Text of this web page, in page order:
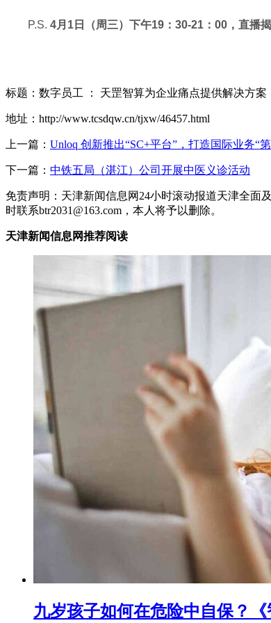
P.S. 4月1日（周三）下午19：30-21：00，直播
标题：数字员工 ： 天罡智算为企业痛点提供解决方案
地址：http://www.tcsdqw.cn/tjxw/46457.html
上一篇： Unloq 创新推出“SC+平台”，打造国际业务“
下一篇： 中铁五局（湛江）公司开展中医义诊活动
免责声明：天津新闻信息网24小时滚动报道天津全面
时联系btr2031@163.com，本人将予以删除。
天津新闻信息网推荐阅读
九岁孩子如何在危险中自保？